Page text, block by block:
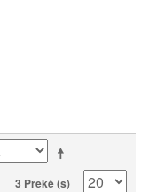
3 Prekė (s)